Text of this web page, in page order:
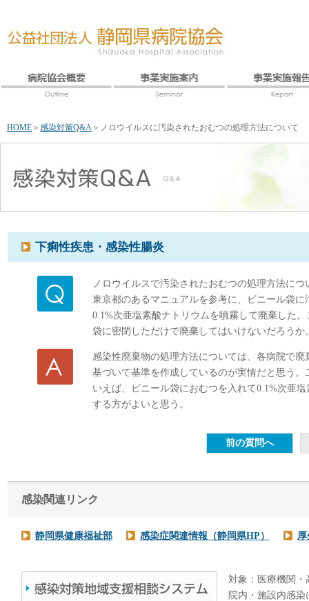
HOME ＞ 感染対策Q&A ＞ ノロウイルスに汚染されたおむつの処理方法について
下痢性疾患・感染性腸炎
ノロウイルスで汚染されたおむつの処理方法に
東京都のあるマニュアルを参考に、ビニール袋に
0.1%次亜塩素酸ナトリウムを噴霧して廃棄した
袋に密閉しただけで廃棄してはいけないだろうか
感染性廃棄物の処理方法については、各病院で
基づいて基準を作成しているのが実情だと思う
いえば、ビニール袋におむつを入れて0.1%次亜
する方がよいと思う。
感染関連リンク
静岡県健康福祉部 感染症関連情報（静岡県HP）
対象：医療機関・
院内・施設内感